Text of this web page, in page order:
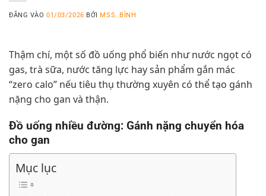
ĐĂNG VÀO01/03/2026 BỞIMSS. BÌNH
Thậm chí, một số đồ uống phổ biến như nước ngọt có
gas, trà sữa, nước tăng lực hay sản phẩm gắn mác
“zero calo” nếu tiêu thụ thường xuyên có thể tạo gánh
nặng cho gan và thận.
Đồ uống nhiều đường: Gánh nặng chuyển hóa
cho gan
Mục lục